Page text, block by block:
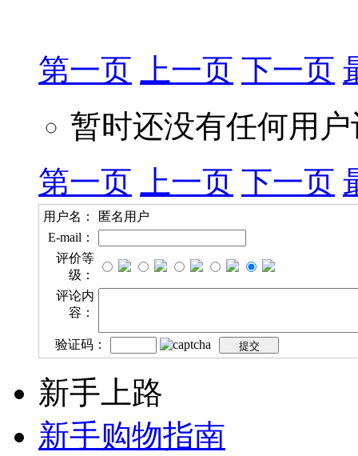
第一页 上一页 下一页
暂时还没有任何用
第一页
上一页 下一页
用户名：
匿名用户
E-mail：
评价等
级：
评论内
容：
验证码：
新手上路
新手购物指南